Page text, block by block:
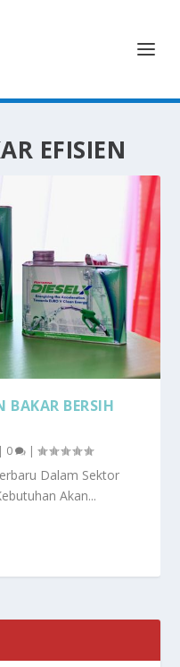
EFISIEN
BAKAR BERSIH
| 0 |
Dalam Sektor
Akan...